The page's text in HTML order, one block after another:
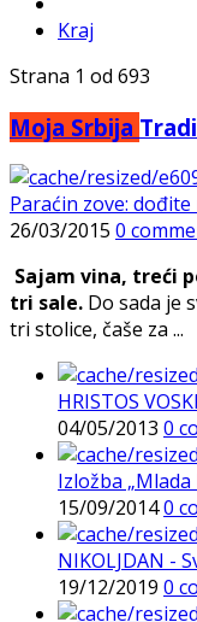
Kraj
Strana 1 od 693
Moja Srbija
Paraćin zove:
26/03/2015 0
Sajam vina, treći
tri sale. Do sada je
tri stolice, čaše za ...
HRISTOS
04/05/2013 0
Izložba „Mlada
15/09/20140
NIKOLJDAN -
19/12/2019 0